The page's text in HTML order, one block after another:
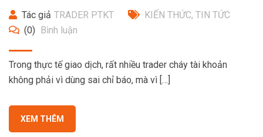
Tác giả TRADER PTKT KIẾN THỨC, TIN TỨC
(0) Bình luận
Trong thực tế giao dịch, rất nhiều trader cháy tài khoản
không phải vì dùng sai chỉ báo, mà vì […]
XEM THÊM